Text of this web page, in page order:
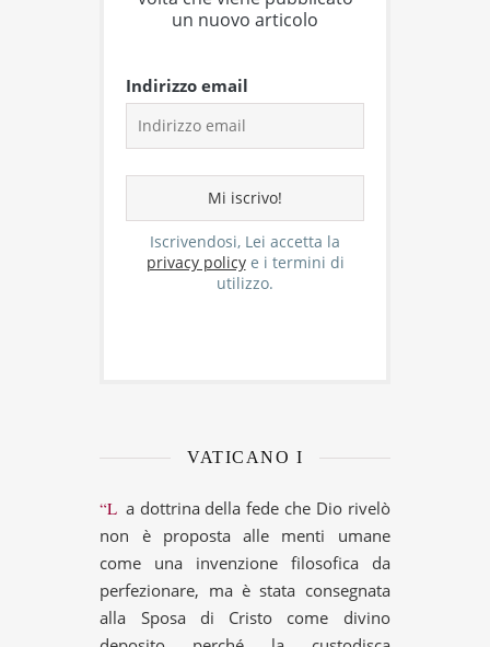
un nuovo articolo
Indirizzo email
Iscrivendosi, Lei accetta la
privacy policye i termini di
utilizzo.
VATICANO I
“La dottrina della fede che Dio rivelò
non è proposta alle menti umane
come una invenzione filosofica da
perfezionare, ma è stata consegnata
alla Sposa di Cristo come divino